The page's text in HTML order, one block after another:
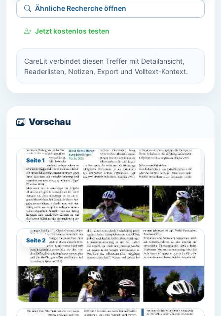
Ähnliche Recherche öffnen
Jetzt kostenlos testen
CareLit verbindet diesen Treffer mit Detailansicht,
Readerlisten, Notizen, Export und Volltext-Kontext.
Vorschau
Seite 1
Seite 2